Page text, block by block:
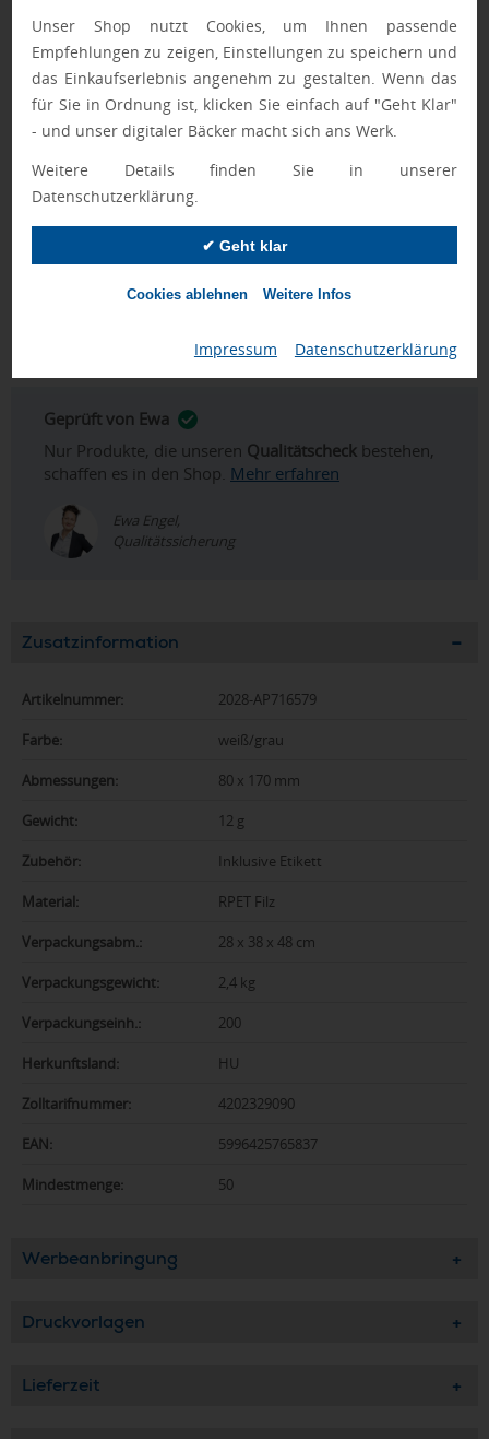
Unser Shop nutzt Cookies, um Ihnen passende
Empfehlungen zu zeigen, Einstellungen zu speichern und
das Einkaufserlebnis angenehm zu gestalten. Wenn das
für Sie in Ordnung ist, klicken Sie einfach auf "Geht Klar"
- und unser digitaler Bäcker macht sich ans Werk.
Weitere Details finden Sie in unserer
Datenschutzerklärung.
✔ Geht klar
Cookies ablehnen Weitere Infos
Impressum Datenschutzerklärung
Im Marketingmix lässt sich das Etui als klar markierbares
Zubehör einsetzen, wennWerbeartikelfür eine einheitliche
Markenpräsenz zusammengestellt werden. In Kombination
mit anderenGiveawaysentsteht ein stimmiges Set, das
durch die bedruckte Vorderseite eine konsistente
Zusammenstellungen mitMerchandise Artikelkann das Etui
als ergänzendes Element eingeplant werden, insbesondere
Sonnenbrillen bedrucken. Wenn im Sortiment bereits
Etuis mit Logo genutzt werden, sorgt die einheitliche
Geprüft von Ewa
Nur Produkte, die unseren Qualitätscheck bestehen,
schaffen es in den Shop. Mehr erfahren
Ewa Engel,
Qualitätssicherung
Zusatzinformation
Artikelnummer: 2028-AP716579
Farbe: weiß/grau
Abmessungen: 80 x 170 mm
Gewicht: 12 g
Zubehör: Inklusive Etikett
Material: RPET Filz
Verpackungsabm.: 28 x 38 x 48 cm
Verpackungsgewicht: 2,4 kg
Verpackungseinh.: 200
Herkunftsland: HU
Zolltarifnummer: 4202329090
EAN: 5996425765837
Mindestmenge: 50
Werbeanbringung
Druckvorlagen
Lieferzeit